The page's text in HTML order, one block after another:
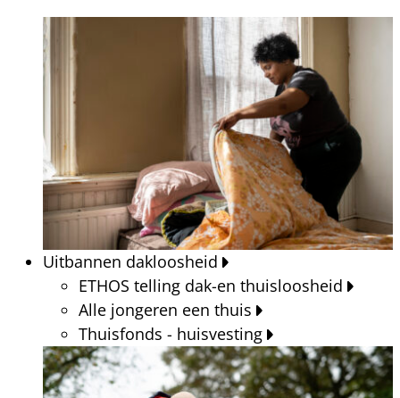
Uitbannen dakloosheid
ETHOS telling dak-en thuisloosheid
Alle jongeren een thuis
Thuisfonds - huisvesting